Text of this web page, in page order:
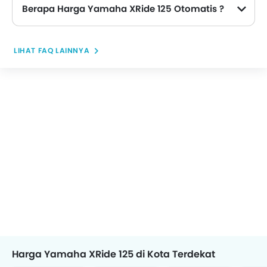
Berapa Harga Yamaha XRide 125 Otomatis ?
LIHAT FAQ LAINNYA
Harga Yamaha XRide 125 di Kota Terdekat